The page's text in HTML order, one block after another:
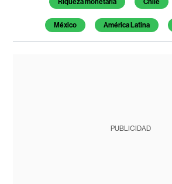
Riqueza monetaria Chile
México América Latina
PUBLICIDAD